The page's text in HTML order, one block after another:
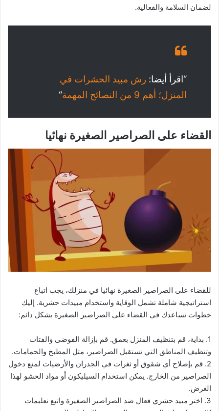
لضمان السلامة والفعالية.
“اقرأ أيضا: رش مبيد الحشرات في
المنزل؛ أهم 9 من النصائح المهمة
“
القضاء على الصراصير الصغيرة نهائيا
للقضاء على الصراصير الصغيرة نهائيا في منزلك، يجب اتباع
استراتيجية شاملة تشمل الوقاية واستخدام مبيدات حشرية. إليك
خطوات تساعدك في القضاء على الصراصير الصغيرة بشكل دائم:
1. بداية، قم بتنظيف المنزل بعمق. قم بإزالة الفوضى والفتات
وتنظيف المناطق التي تستقبل الصراصير، مثل المطبخ والحمامات.
2. قم بإصلاح أي شقوق أو ثغرات في الجدران والأرضيات لمنع دخول
الصراصير من الخارج. يمكن استخدام السيليكون أو مواد الحشو لهذا
الغرض.
3. اختر مبيد حشري فعال ضد الصراصير الصغيرة واتبع تعليمات